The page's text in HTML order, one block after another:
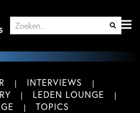
INTERVIEWS
LEDEN LOUNGE
TOPICS